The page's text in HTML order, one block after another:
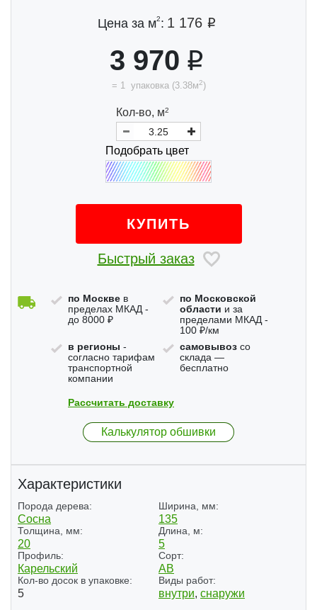
Цена за м2: 1 176
3 970
= 1 упаковка(3.38м2)
Кол-во, м2
Подобрать цвет
КУПИТЬ
Быстрый заказ
по Москве в
пределах МКАД -
до 8000 ₽
по Московской
области и за
пределами МКАД -
100 ₽/км
в регионы -
согласно тарифам
транспортной
компании
самовывозсо
склада —
бесплатно
Рассчитать доставку
Калькулятор обшивки
Характеристики
Порода дерева:
Сосна
Ширина, мм:
135
Толщина, мм:
20
Длина, м:
5
Профиль:
Карельский
Сорт:
АВ
Кол-во досок в упаковке:
5
Виды работ:
внутри, снаружи